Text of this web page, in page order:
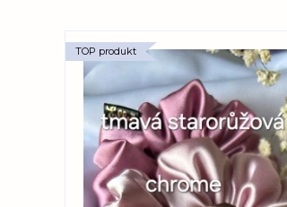
TOP produkt